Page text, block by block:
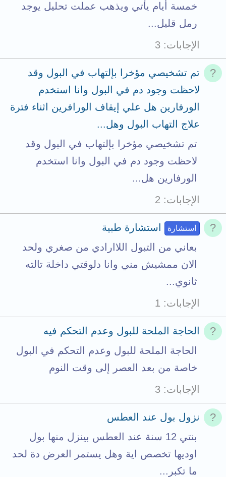
خمسة أيام يأتي ويذهب عملت تحليل يوجد
رمل قليل...
الإجابات
3
تم تشخيصي مؤخرا بإلتهاب في البول وقد
لاحظت وجود دم في البول وانا استخدم
الورفارين هل علي إيقاف الورافرين اثناء فترة
علاج التهاب البول وهل...
تم تشخيصي مؤخرا بإلتهاب في البول وقد
لاحظت وجود دم في البول وانا استخدم
الورفارين هل...
الإجابات
2
استشارة
استشارة طبية
بعاني من التبول اللاارادي من صغري ولحد
الان ممشيش مني وانا دلوقتي داخلة تالته
ثانوي...
الإجابات
1
الحاجة الملحة للبول وعدم التحكم فيه
الحاجة الملحة للبول وعدم التحكم في البول
خاصة من بعد العصر إلى وقت النوم
الإجابات
3
نزول بول عند العطس
بنتي 12 سنة عند العطس بينزل منها بول
اوديها تخصص اية وهل يستمر العرض دة لحد
ما تكبر...